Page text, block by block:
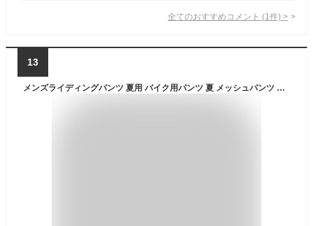
全てのおすすめコメント (1 件) >
13
メンズライディングパンツ 夏用 バイク用パンツ 夏 メッシュパンツ ライダースパンツ プロテクター付き 通気性 スリム レーシングパンツ 普段着 シリカゲル ブラック